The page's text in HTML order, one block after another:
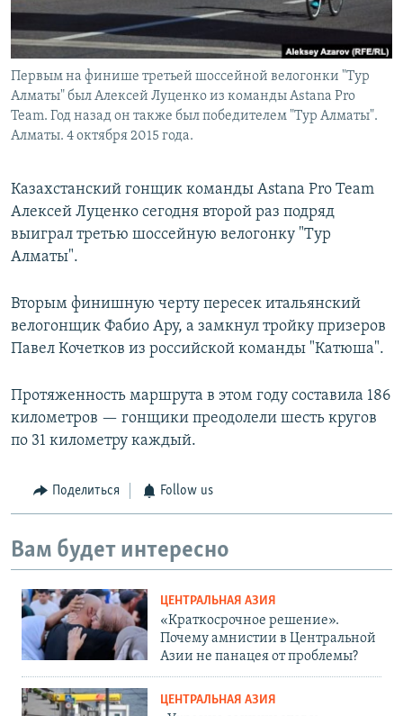
Первым на финише третьей шоссейной велогонки "Тур
Алматы" был Алексей Луценко из команды Astana Pro
Team. Год назад он также был победителем "Тур Алматы".
Алматы. 4 октября 2015 года.
Казахстанский гонщик команды Astana Pro Team
Алексей Луценко сегодня второй раз подряд
выиграл третью шоссейную велогонку "Тур
Алматы".
Вторым финишную черту пересек итальянский
велогонщик Фабио Ару, а замкнул тройку призеров
Павел Кочетков из российской команды "Катюша".
Протяженность маршрута в этом году составила 186
километров — гонщики преодолели шесть кругов
по 31 километру каждый.
Поделиться Follow us
Вам будет интересно
ЦЕНТРАЛЬНАЯ АЗИЯ
«Краткосрочное решение».
Почему амнистии в Центральной
Азии не панацея от проблемы?
ЦЕНТРАЛЬНАЯ АЗИЯ